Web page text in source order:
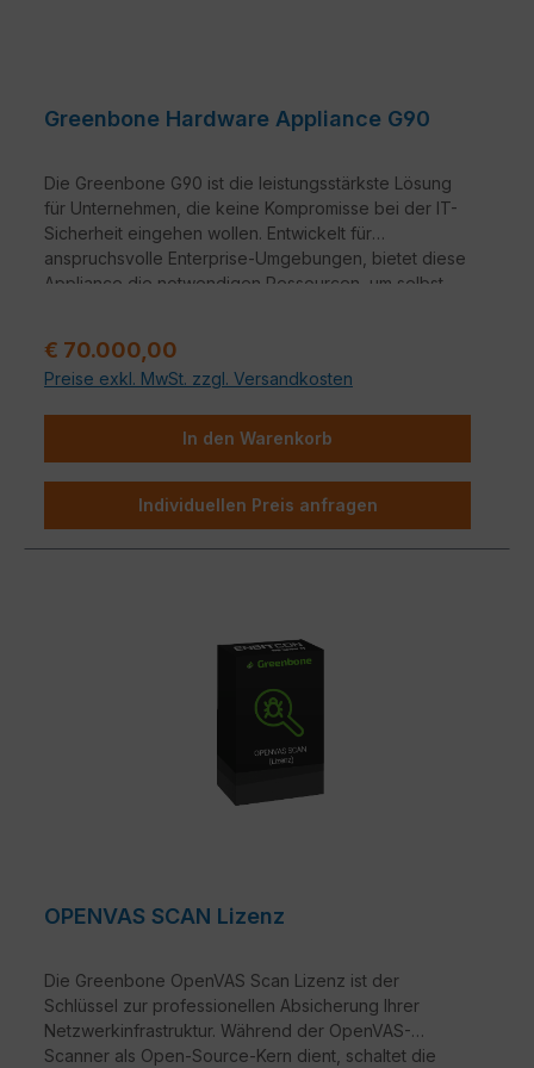
Greenbone Hardware Appliance G90
Die Greenbone G90 ist die leistungsstärkste Lösung
für Unternehmen, die keine Kompromisse bei der IT-
Sicherheit eingehen wollen. Entwickelt für
anspruchsvolle Enterprise-Umgebungen, bietet diese
Appliance die notwendigen Ressourcen, um selbst
Mit der G90 behalten Sie die volle Kontrolle über Ihre
gesamte Angriffsfläche – präzise, schnell und
Regulärer Preis:
€ 70.000,00
Preise exkl. MwSt. zzgl. Versandkosten
In den Warenkorb
Individuellen Preis anfragen
OPENVAS SCAN Lizenz
Die Greenbone OpenVAS Scan Lizenz ist der
Schlüssel zur professionellen Absicherung Ihrer
Netzwerkinfrastruktur. Während der OpenVAS-
Scanner als Open-Source-Kern dient, schaltet die